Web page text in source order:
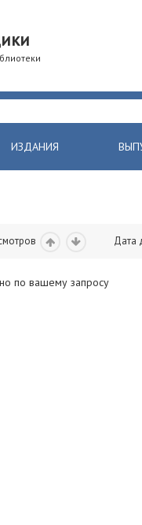
ИЗДАНИЯ
Дата
по вашему запросу